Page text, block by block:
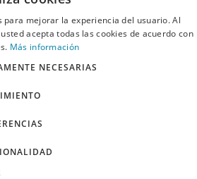
para mejorar la experiencia del usuario. Al
acepta todas las cookies de acuerdo con
Más información
NECESARIAS